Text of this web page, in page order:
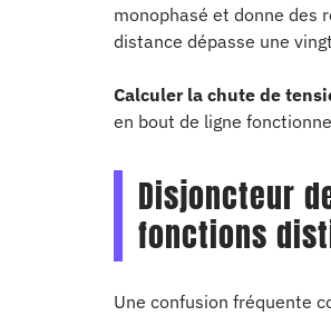
monophasé et donne des
distance dépasse une
Calculer la chute de
en bout de ligne
Disjoncteur
fonctions
Une confusion fréquente